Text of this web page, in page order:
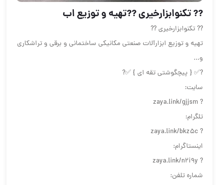
?? تکنوابزارخیری ??تهیه و توزیع اب
?? تکنوابزارخیری ??
تهیه و توزیع ابزارآلات صنعتی مکانیکی ساختمانی و برقی و تراشکاری
و...
?✅ { پیچگوشتی تقه ای } ✅?
سایت:
? zaya.link/gjjsm
تلگرام:
? zaya.link/bkz5c
اینستاگرام:
? zaya.link/n2i9y
شماره تلفن: